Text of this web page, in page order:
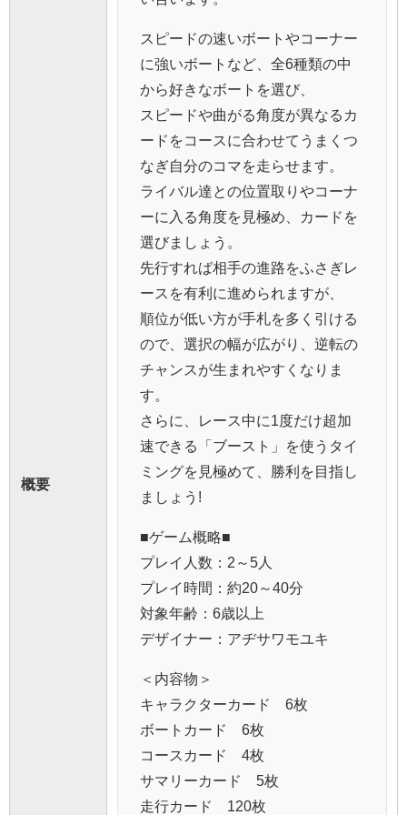
概要
スピードの速いボートやコーナー
に強いボートなど、全6種類の中
から好きなボートを選び、
スピードや曲がる角度が異なるカ
ードをコースに合わせてうまくつ
なぎ自分のコマを走らせます。
ライバル達との位置取りやコーナ
ーに入る角度を見極め、カードを
選びましょう。
先行すれば相手の進路をふさぎレ
ースを有利に進められますが、
順位が低い方が手札を多く引ける
ので、選択の幅が広がり、逆転の
チャンスが生まれやすくなりま
す。
さらに、レース中に1度だけ超加
速できる「ブースト」を使うタイ
ミングを見極めて、勝利を目指し
ましょう!
■ゲーム概略■
プレイ人数：2～5人
プレイ時間：約20～40分
対象年齢：6歳以上
デザイナー：アヂサワモユキ
＜内容物＞
キャラクターカード 6枚
ボートカード 6枚
コースカード 4枚
サマリーカード 5枚
走行カード 120枚